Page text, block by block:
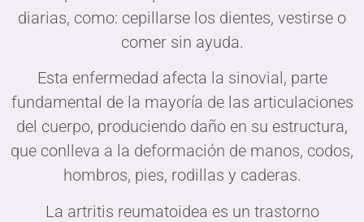
diarias, como: cepillarse los dientes, vestirse o
comer sin ayuda.
Esta enfermedad afecta la sinovial, parte
fundamental de la mayoría de las articulaciones
del cuerpo, produciendo daño en su estructura,
que conlleva a la deformación de manos, codos,
hombros, pies, rodillas y caderas.
La artritis reumatoidea es un trastorno